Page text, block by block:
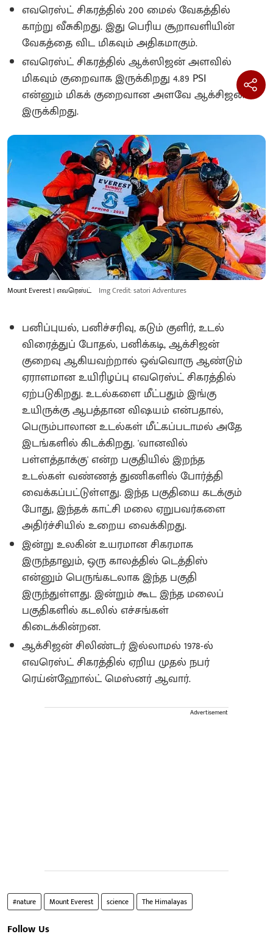
எவரெஸ்ட் சிகரத்தில் 200 மைல் வேகத்தில்
காற்று வீசுகிறது. இது பெரிய சூறாவளியின்
வேகத்தை விட மிகவும் அதிகமாகும்.
எவரெஸ்ட் சிகரத்தில் ஆக்ஸிஜன் அளவில்
மிகவும் குறைவாக இருக்கிறது 4.89 PSI
என்னும் மிகக் குறைவான அளவே ஆக்சிஜன்
இருக்கிறது.
Mount Everest | எவரெஸ்ட் Img Credit: satori Adventures
பனிப்புயல், பனிச்சரிவு, கடும் குளிர், உடல்
விரைத்துப் போதல், பனிக்கடி, ஆக்சிஜன்
குறைவு ஆகியவற்றால் ஒவ்வொரு ஆண்டும்
ஏராளமான உயிரிழப்பு எவரெஸ்ட் சிகரத்தில்
ஏற்படுகிறது. உடல்களை மீட்பதும் இங்கு
உயிருக்கு ஆபத்தான விஷயம் என்பதால்,
பெரும்பாலான உடல்கள் மீட்கப்படாமல் அதே
இடங்களில் கிடக்கிறது. 'வானவில்
பள்ளத்தாக்கு' என்ற பகுதியில் இறந்த
உடல்கள் வண்ணத் துணிகளில் போர்த்தி
வைக்கப்பட்டுள்ளது. இந்த பகுதியை கடக்கும்
போது, இந்தக் காட்சி மலை ஏறுபவர்களை
அதிர்ச்சியில் உறைய வைக்கிறது.
இன்று உலகின் உயரமான சிகரமாக
இருந்தாலும், ஒரு காலத்தில் டெத்திஸ்
என்னும் பெருங்கடலாக இந்த பகுதி
இருந்துள்ளது. இன்றும் கூட இந்த மலைப்
பகுதிகளில் கடலில் எச்சங்கள்
கிடைக்கின்றன.
ஆக்சிஜன் சிலிண்டர் இல்லாமல் 1978-ல்
எவரெஸ்ட் சிகரத்தில் ஏறிய முதல் நபர்
ரெய்ன்ஹோல்ட் மெஸ்னர் ஆவார்.
Advertisement
#nature Mount Everest science The Himalayas
Follow Us